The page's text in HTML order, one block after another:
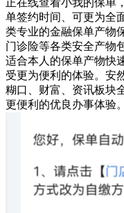
单签约时间、可更为全
类专业的金融保单产物
门诊险等各类安全产物
适合本人的保单产物快
受更为便利的体验。安
糊口、财富、资讯板块
更便利的优良办事体验。